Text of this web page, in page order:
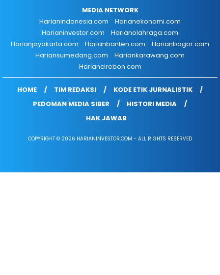
MEDIA NETWORK
Harianindonesia.com
Harianekonomi.com
Harianinvestor.com
Harianolahraga.com
Harianjayakarta.com
Harianbanten.com
Harianbogor.com
Hariansumedang.com
Hariankarawang.com
Hariancirebon.com
HOME TIM REDAKSI
KODE ETIK JURNALISTIK
PEDOMAN MEDIA SIBER
HISTORI MEDIA
HAK JAWAB
COPYRIGHT © 2026 HARIANINVESTOR.COM - ALL RIGHTS RESERVED